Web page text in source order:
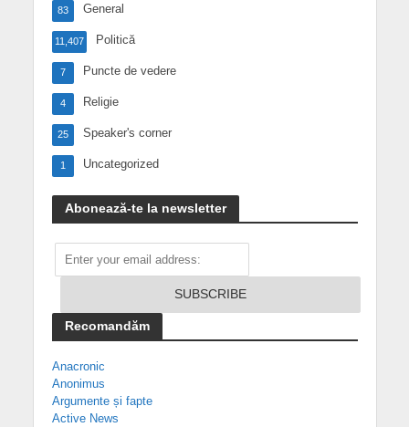
General
83
Politică
11,407
Puncte de vedere
7
Religie
4
Speaker's corner
25
Uncategorized
1
Abonează-te la newsletter
Recomandăm
Anacronic
Anonimus
Argumente și fapte
Active News